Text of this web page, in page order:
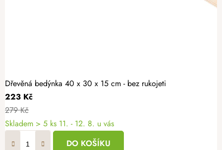
Dřevěná bedýnka 40 x 30 x 15 cm - bez rukojeti
223 Kč
279 Kč
Skladem > 5 ks 11. - 12. 8. u vás
DO KOŠÍKU